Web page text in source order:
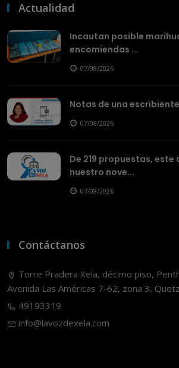
Actualidad
Incautan posible
encomiendas ...
07/08/2026
Notas de una escribiente
07/08/2026
De 219 propuestas,
nuestro nove...
07/08/2026
Contáctanos
Torre Pradera Xela, décimo piso,
Avenida Las Américas 7-62, zona 3,
49193319
info@lavozdexela.com